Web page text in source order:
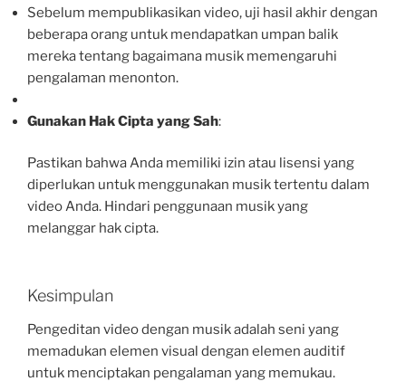
Sebelum mempublikasikan video, uji hasil akhir dengan
beberapa orang untuk mendapatkan umpan balik
mereka tentang bagaimana musik memengaruhi
pengalaman menonton.
Gunakan Hak Cipta yang Sah:
Pastikan bahwa Anda memiliki izin atau lisensi yang
diperlukan untuk menggunakan musik tertentu dalam
video Anda. Hindari penggunaan musik yang
melanggar hak cipta.
Kesimpulan
Pengeditan video dengan musik adalah seni yang
memadukan elemen visual dengan elemen auditif
untuk menciptakan pengalaman yang memukau.